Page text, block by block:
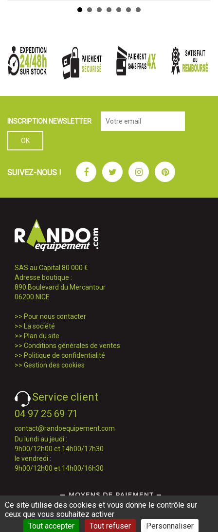
INSCRIPTION NEWSLETTER
SUIVEZ-NOUS ! FacebookTwitterInstagramPinterest
SAS au Capital 80 000 €
Adresse boutique :
890 Boulevard du Mercantour
06200 NICE
>> Pour nous contacter
>>
La société
>> Plan du site
>> Conditions générales de ventes
>> Politique de confidentialité
>> Gestion des cookies
Service client
04 97 25 69 71
contact@randoequipement.com
Du lundi au jeudi :
9h00/12h00 et 14h00/17h30
le vendredi :
9h00/12h00 et 14h00/16h30
Ce site utilise des cookies et vous donne le contrôle sur
ceux que vous souhaitez activer
Tout accepter
Tout refuser Personnaliser